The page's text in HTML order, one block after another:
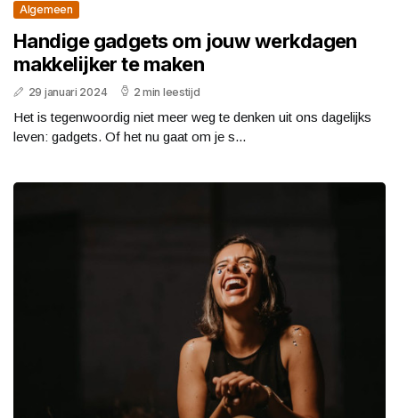
Algemeen
Handige gadgets om jouw werkdagen
makkelijker te maken
29 januari 2024 2 min leestijd
Het is tegenwoordig niet meer weg te denken uit ons dagelijks
leven: gadgets. Of het nu gaat om je s...